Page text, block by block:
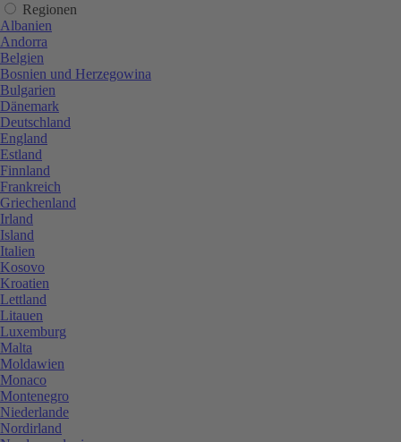
Regionen
Albanien
Andorra
Belgien
Bosnien und Herzegowina
Bulgarien
Dänemark
Deutschland
England
Estland
Finnland
Frankreich
Griechenland
Irland
Island
Italien
Kosovo
Kroatien
Lettland
Litauen
Luxemburg
Malta
Moldawien
Monaco
Montenegro
Niederlande
Nordirland